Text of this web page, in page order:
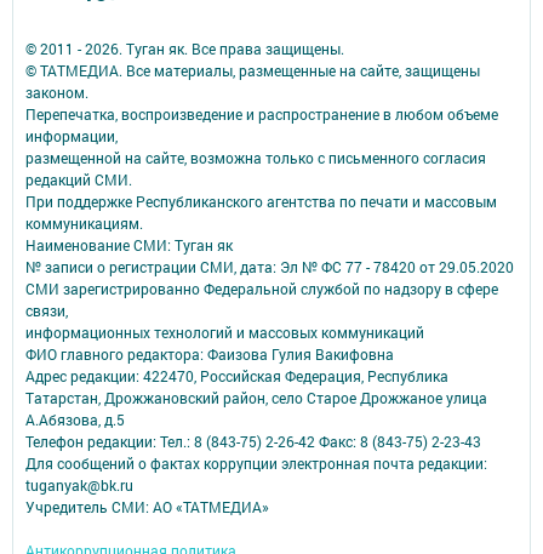
© 2011 - 2026. Туган як. Все права защищены.
© ТАТМЕДИА. Все материалы, размещенные на сайте, защищены
законом.
Перепечатка, воспроизведение и распространение в любом объеме
информации,
размещенной на сайте, возможна только с письменного согласия
редакций СМИ.
При поддержке Республиканского агентства по печати и массовым
коммуникациям.
Наименование СМИ: Туган як
№ записи о регистрации СМИ, дата: Эл № ФС 77 - 78420 от 29.05.2020
СМИ зарегистрированно Федеральной службой по надзору в сфере
связи,
информационных технологий и массовых коммуникаций
ФИО главного редактора: Фаизова Гулия Вакифовна
Адрес редакции: 422470, Российская Федерация, Республика
Татарстан, Дрожжановский район, село Старое Дрожжаное улица
А.Абязова, д.5
Телефон редакции: Тел.: 8 (843-75) 2-26-42 Факс: 8 (843-75) 2-23-43
Для сообщений о фактах коррупции электронная почта редакции:
tuganyak@bk.ru
Учредитель СМИ: АО «ТАТМЕДИА»
Антикоррупционная политика